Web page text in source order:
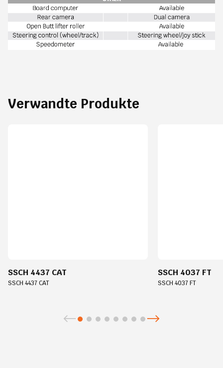
Verwandte Produkte
SSCH 4437 CAT
SSCH 4437 CAT
SSCH 4037 FT
SSCH 4037 FT